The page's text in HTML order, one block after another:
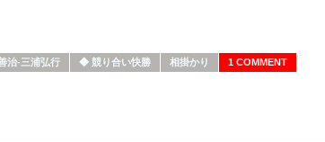
治-三浦弘行 ◆ 競り合い快勝 相掛かり 1 COMMENT